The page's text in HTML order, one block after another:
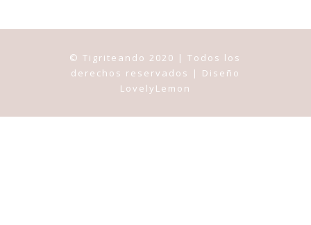
© Tigriteando 2020 | Todos los
derechos reservados | Diseño
LovelyLemon